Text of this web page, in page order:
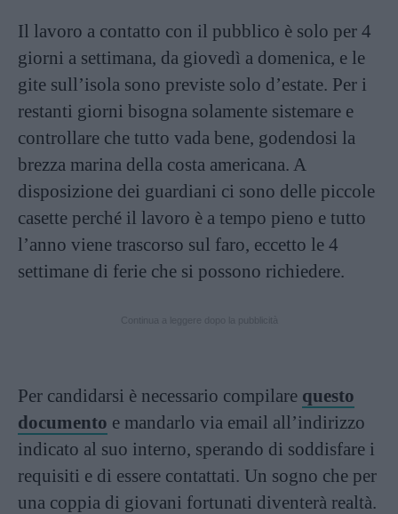
Il lavoro a contatto con il pubblico è solo per 4
giorni a settimana, da giovedì a domenica, e le
gite sull’isola sono previste solo d’estate. Per i
restanti giorni bisogna solamente sistemare e
controllare che tutto vada bene, godendosi la
brezza marina della costa americana. A
disposizione dei guardiani ci sono delle piccole
casette perché il lavoro è a tempo pieno e tutto
l’anno viene trascorso sul faro, eccetto le 4
settimane di ferie che si possono richiedere.
Per candidarsi è necessario compilare questo
documento e mandarlo via email all’indirizzo
indicato al suo interno, sperando di soddisfare i
requisiti e di essere contattati. Un sogno che per
una coppia di giovani fortunati diventerà realtà.